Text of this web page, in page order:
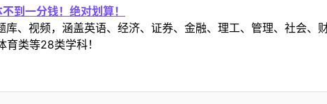
到一分钱！绝对划算！
、视频，涵盖英语、经济、证券、金融、理工、管理、社会、
类等28类学科！